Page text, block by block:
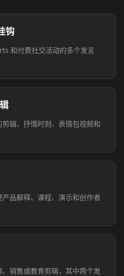
钩
和付费社交活动的多个发言
辑、抒情时刻、表情包视频和
品解释、课程、演示和创作者
销售或教育剪辑，其中两个发